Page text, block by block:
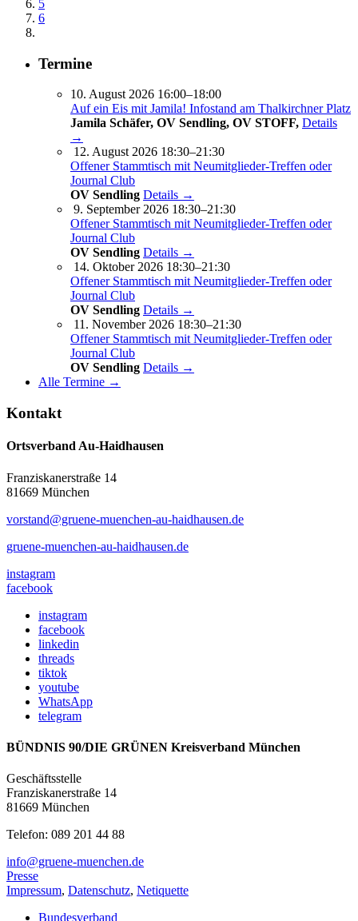
5
6
Termine
10. August 2026 16:00–18:00
Auf ein Eis mit Jamila! Infostand am Thalkirchner Platz
Jamila Schäfer, OV Sendling, OV STOFF, Details
→
12. August 2026 18:30–21:30
Offener Stammtisch mit Neumitglieder-Treffen oder
Journal Club
OV Sendling Details →
9. September 2026 18:30–21:30
Offener Stammtisch mit Neumitglieder-Treffen oder
Journal Club
OV Sendling Details →
14. Oktober 2026 18:30–21:30
Offener Stammtisch mit Neumitglieder-Treffen oder
Journal Club
OV Sendling Details →
11. November 2026 18:30–21:30
Offener Stammtisch mit Neumitglieder-Treffen oder
Journal Club
OV Sendling Details →
Alle Termine →
Kontakt
Ortsverband Au-Haidhausen
Franziskanerstraße 14
81669 München
vorstand@gruene-muenchen-au-haidhausen.de
gruene-muenchen-au-haidhausen.de
instagram
facebook
instagram
facebook
linkedin
threads
tiktok
youtube
WhatsApp
telegram
BÜNDNIS 90/DIE GRÜNEN Kreisverband München
Geschäftsstelle
Franziskanerstraße 14
81669 München
Telefon: 089 201 44 88
info@gruene-muenchen.de
Presse
Impressum, Datenschutz, Netiquette
Bundesverband